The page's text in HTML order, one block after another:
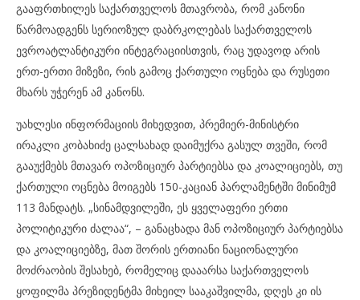
გააფრთხილეს საქართველოს მთავრობა, რომ კანონი
წარმოადგენს სერიოზულ დაბრკოლებას საქართველოს
ევროატლანტიკური ინტეგრაციისთვის, რაც უდავოდ არის
ერთ-ერთი მიზეზი, რის გამოც ქართული ოცნება და რუსეთი
მხარს უჭერენ ამ კანონს.
უახლესი ინფორმაციის მიხედვით, პრემიერ-მინისტრი
ირაკლი კობახიძე ცალსახად დაიმუქრა გასულ თვეში, რომ
გააუქმებს მთავარ ოპოზიციურ პარტიებსა და კოალიციებს, თუ
ქართული ოცნება მოიგებს 150-კაციან პარლამენტში მინიმუმ
113 მანდატს. „სინამდვილეში, ეს ყველაფერი ერთი
პოლიტიკური ძალაა“, – განაცხადა მან ოპოზიციურ პარტიებსა
და კოალიციებზე, მათ შორის ერთიანი ნაციონალური
მოძრაობის შესახებ, რომელიც დააარსა საქართველოს
ყოფილმა პრეზიდენტმა მიხეილ სააკაშვილმა, დღეს კი ის